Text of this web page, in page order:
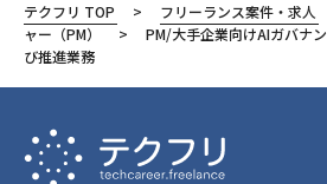
テクフリ TOP フリーランス案件・求人
ャー（PM）
PM/大手企業向けAIガバナ
び推進業務